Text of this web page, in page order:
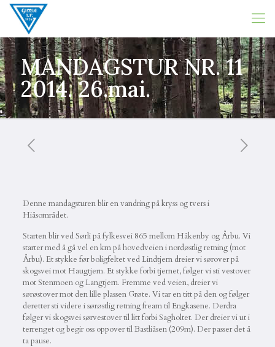
MANDAGSTUR NR. 11
2014. 26.mai.
Denne mandagsturen blir en vandring på kryss og tvers i
Hiåsområdet.
Starten blir ved Sørli på fylkesvei 865 mellom Håkenby og Årbu. Vi
starter med å gå vel en km på hovedveien i nordøstlig retning (mot
Årbu). Et stykke før boligfeltet ved Lindtjern dreier vi sørover på
skogsvei mot Haugtjern. Et stykke forbi tjernet, følger vi sti vestover
mot Stenmoen og Langtjern. Fremme ved veien, dreier vi
sørøstover mot den lille plassen Grøte. Vi tar en titt på den og følger
deretter sti videre i sørøstlig retning fream til Engkasene. Derdra
følger vi skogsvei sørvestover til litt forbi Sagholtet. Der dreier vi ut i
terrenget og begir oss oppover til Bastliåsen (209m). Der passer det å
ta pause.